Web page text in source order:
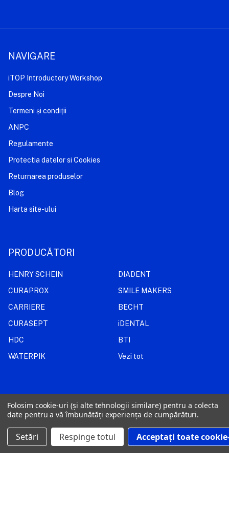
NAVIGARE
iTOP Introductory Workshop
Despre Noi
Termeni și condiții
ANPC
Regulamente
Protectia datelor si Cookies
Returnarea produselor
Blog
Harta site-ului
PRODUCĂTORI
HENRY SCHEIN
CURAPROX
CARRIERE
CURASEPT
HDC
WATERPIK
DIADENT
SMILE MAKERS
BECHT
iDENTAL
BTI
Vezi tot
CONTACT
+40 769 059 907
comenzi@dentamericadistribution.ro
Folosim cookie-uri (și alte tehnologii similare) pentru a colecta
date pentru a vă îmbunătăți experiența de cumpărături.
Setări Respinge totul Acceptați toate